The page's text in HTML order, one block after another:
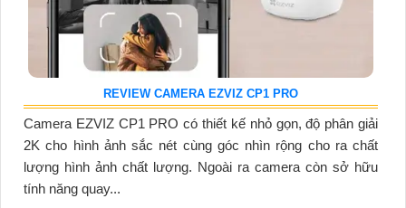
REVIEW CAMERA EZVIZ CP1 PRO
Camera EZVIZ CP1 PRO có thiết kế nhỏ gọn, độ phân giải
2K cho hình ảnh sắc nét cùng góc nhìn rộng cho ra chất
lượng hình ảnh chất lượng. Ngoài ra camera còn sở hữu
tính năng quay...